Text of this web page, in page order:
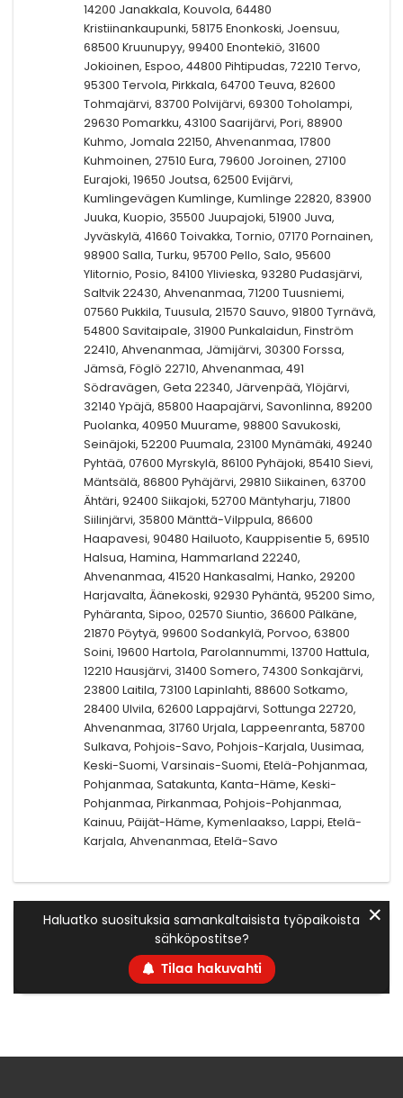
14200 Janakkala, Kouvola, 64480
Kristiinankaupunki, 58175 Enonkoski, Joensuu,
68500 Kruunupyy, 99400 Enontekiö, 31600
Jokioinen, Espoo, 44800 Pihtipudas, 72210 Tervo,
95300 Tervola, Pirkkala, 64700 Teuva, 82600
Tohmajärvi, 83700 Polvijärvi, 69300 Toholampi,
29630 Pomarkku, 43100 Saarijärvi, Pori, 88900
Kuhmo, Jomala 22150, Ahvenanmaa, 17800
Kuhmoinen, 27510 Eura, 79600 Joroinen, 27100
Eurajoki, 19650 Joutsa, 62500 Evijärvi,
Kumlingevägen Kumlinge, Kumlinge 22820, 83900
Juuka, Kuopio, 35500 Juupajoki, 51900 Juva,
Jyväskylä, 41660 Toivakka, Tornio, 07170 Pornainen,
98900 Salla, Turku, 95700 Pello, Salo, 95600
Ylitornio, Posio, 84100 Ylivieska, 93280 Pudasjärvi,
Saltvik 22430, Ahvenanmaa, 71200 Tuusniemi,
07560 Pukkila, Tuusula, 21570 Sauvo, 91800 Tyrnävä,
54800 Savitaipale, 31900 Punkalaidun, Finström
22410, Ahvenanmaa, Jämijärvi, 30300 Forssa,
Jämsä, Föglö 22710, Ahvenanmaa, 491
Södravägen, Geta 22340, Järvenpää, Ylöjärvi,
32140 Ypäjä, 85800 Haapajärvi, Savonlinna, 89200
Puolanka, 40950 Muurame, 98800 Savukoski,
Seinäjoki, 52200 Puumala, 23100 Mynämäki, 49240
Pyhtää, 07600 Myrskylä, 86100 Pyhäjoki, 85410 Sievi,
Mäntsälä, 86800 Pyhäjärvi, 29810 Siikainen, 63700
Ähtäri, 92400 Siikajoki, 52700 Mäntyharju, 71800
Siilinjärvi, 35800 Mänttä-Vilppula, 86600
Haapavesi, 90480 Hailuoto, Kauppisentie 5, 69510
Halsua, Hamina, Hammarland 22240,
Ahvenanmaa, 41520 Hankasalmi, Hanko, 29200
Harjavalta, Äänekoski, 92930 Pyhäntä, 95200 Simo,
Pyhäranta, Sipoo, 02570 Siuntio, 36600 Pälkäne,
21870 Pöytyä, 99600 Sodankylä, Porvoo, 63800
Soini, 19600 Hartola, Parolannummi, 13700 Hattula,
12210 Hausjärvi, 31400 Somero, 74300 Sonkajärvi,
23800 Laitila, 73100 Lapinlahti, 88600 Sotkamo,
28400 Ulvila, 62600 Lappajärvi, Sottunga 22720,
Ahvenanmaa, 31760 Urjala, Lappeenranta, 58700
Sulkava, Pohjois-Savo, Pohjois-Karjala, Uusimaa,
Keski-Suomi, Varsinais-Suomi, Etelä-Pohjanmaa,
Pohjanmaa, Satakunta, Kanta-Häme, Keski-
Pohjanmaa, Pirkanmaa, Pohjois-Pohjanmaa,
Kainuu, Päijät-Häme, Kymenlaakso, Lappi, Etelä-
Karjala, Ahvenanmaa, Etelä-Savo
Haluatko suosituksia samankaltaisista työpaikoista
sähköpostitse?
Tilaa hakuvahti
✕